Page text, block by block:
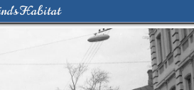
Habitat